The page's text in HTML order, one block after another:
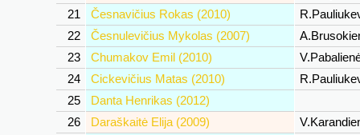
21
Česnavičius Rokas (2010)
22
Česnulevičius Mykolas (2007)
23
Chumakov Emil (2010)
24
Cickevičius Matas (2010)
25
Danta Henrikas (2012)
26
Daraškaitė Elija (2009)